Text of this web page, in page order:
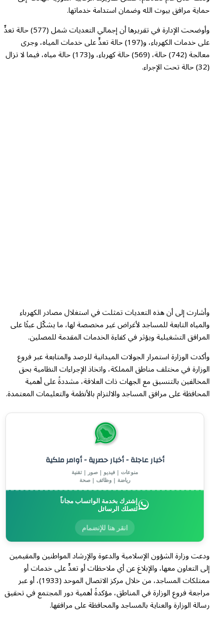
حماية مرافق بيوت الله وضمان استدامة خدماتها.
وأوضحت الإدارة في تقريرها أن إجمالي التعديات شمل (577) حالة تعدٍّ
على خدمات الكهرباء، و(197) حالة تعدٍّ على خدمات المياه، وجرى
معالجة (742) حالة، (569) حالة كهرباء، و(173) حالة مياه، فيما لا تزال
وأشارت إلى أن هذه التعديات تمثلت في استغلال مصادر الكهرباء
والمياه التابعة للمساجد لأغراض غير مخصصة لها، ما يشكّل عبئًا على
المرافق التشغيلية ويؤثر في كفاءة الخدمات المقدمة للمصلين.
وأكدت الوزارة استمرار الجولات الميدانية للرصد والمتابعة عبر فروع
الوزارة في مختلف مناطق المملكة، واتخاذ الإجراءات النظامية بحق
المخالفين بالتنسيق مع الجهات ذات العلاقة، مشددةً على أهمية
المحافظة على مرافق المساجد والالتزام بالأنظمة والتعليمات المعتمدة.
أخبار عاجلة - أخبار حصرية - أوامر ملكية
منوعات | فيديو | صور | تقنية
رياضة | وظائف | صحة
إشترك بخدمة الواتساب مجاناً
لتصلك الرسائل
انقر هنا للإنضمام
ودعت وزارة الشؤون الإسلامية والدعوة والإرشاد المواطنين والمقيمين
إلى التعاون معها، والإبلاغ عن أي ملاحظات أو تعدٍّ على خدمات أو
ممتلكات المساجد، من خلال مركز الاتصال الموحد (1933)، أو عبر
مراجعة فروع الوزارة في المناطق، مؤكدةً أهمية دور المجتمع في تحقيق
رسالة الوزارة والعناية بالمساجد والمحافظة على مرافقها.